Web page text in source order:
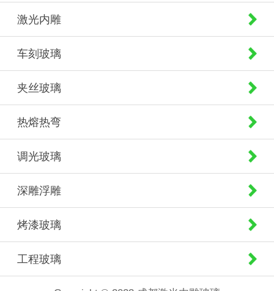
激光内雕
车刻玻璃
夹丝玻璃
热熔热弯
调光玻璃
深雕浮雕
烤漆玻璃
工程玻璃